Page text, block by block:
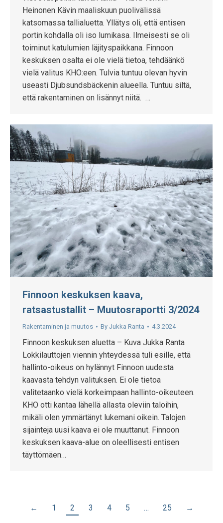
Heinonen Kävin maaliskuun puolivälissä
katsomassa tallialuetta. Yllätys oli, että entisen
portin kohdalla oli iso lumikasa. Ilmeisesti se oli
toiminut katulumien läjityspaikkana. Finnoon
keskuksen osalta ei ole vielä tietoa, tehdäänkö
vielä valitus KHO:een. Tulvia tuntuu olevan hyvin
useasti Djubsundsbäckenin alueella. Tuntuu siltä,
että rakentaminen on lisännyt niitä. …
Finnoon keskuksen kaava,
ratsastustallit – Muutosraportti 3/2024
Rakentaminen ja muutos By Jukka Ranta 4.3.2024
Finnoon keskuksen aluetta – Kuva Jukka Ranta
Lokkilauttojen viennin yhteydessä tuli esille, että
hallinto-oikeus on hylännyt Finnoon uudesta
kaavasta tehdyn valituksen. Ei ole tietoa
valitetaanko vielä korkeimpaan hallinto-oikeuteen.
KHO otti kantaa lähellä allasta oleviin taloihin,
mikäli olen ymmärtänyt lukemani oikein. Talojen
sijainteja uusi kaava ei ole muuttanut. Finnoon
keskuksen kaava-alue on oleellisesti entisen
täyttömäen…
← 1 2 3 4 5 … 25 →